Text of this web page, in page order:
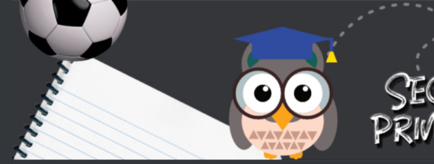
Skip to content